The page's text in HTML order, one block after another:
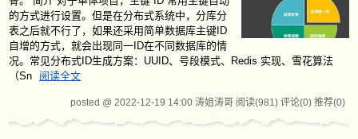
的方式进行设置。但是在分布式系统中，分库分
表之后就不行了，如果还采用简单数据库主键ID
自增的方式，就会出现同一ID在不同数据库的情
况。常见分布式ID生成方案：UUID、号段模式、Redis 实现、雪花算法
（Sn
阅读全文
posted @ 2022-12-19 14:00 涛姐涛哥 阅读(981) 评论(0) 推荐(0)